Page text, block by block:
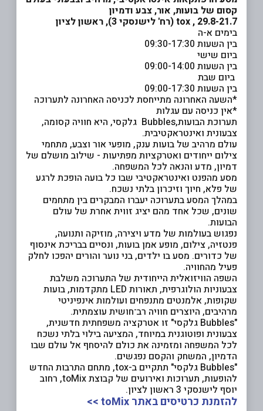
קסום של בועות, אור, צבע ודמיון
29.8-21.7 , tox (רח' לישנסקי 3), ראשון לציון
בימים א-ה
בין השעות 09:30-17:30
ביום שישי
בין השעות 09:00-14:00
ביום שבת
בין השעות 09:00-17:30
*השעה האחרונה מתייחסת לכניסה האחרונה לתערוכה
*אין כניסה עם עגלות
תערוכת הבועות,Bubbles גלקסי, היא חוויה קסומה,
צבעונית ואינטראקטיבית.
עולם מרהיב של בועות ענק, מופעי אור וצבע, מתחמי
צילום ייחודים ואטרקציות מפתיעות - שילוב מושלם של
דמיון, מדע והנאה לכל המשפחה.
מסע מהפנט ואינטראקטיבי שבו כל בועה הופכת לרגע
של פלא, חיוך וזיכרון בלתי נשכח.
במהלך המסע בתערוכה יעברו המבקרים בין מתחמים
שונים, שכל אחד מהם יציג זווית אחרת של עולם
הבועות.
נפגוש בעולמות של מדע ויצירה, מוזיקה ותנועה,
פנטזיה, צילום, מופע אמן בועות, ונסיים בבריכת אינסוף
של כדורים. מסע בו ילדים, בני נוער והורים יהפכו לחלק
פעיל מהחוויה.
השפה הוויזואלית הייחודית של התערוכה משלבת
צבעוניות הולוגרפית, תאורות LED מתקדמות, בועות
שקופות, אלמנטים מתנפחים ועולמות אינפיניטי
מרהיבים, היוצרים חוויה רב־חושית עוצמתית.
"Bubbles גלקסי" זו אטרקציה משפחתית חדשנית,
צבעונית ופוטוגנית במיוחד, המציעה בילוי בלתי נשכח
לכל המשפחה ומזמינה את כולם להיסחף אל עולם שבו
הדמיון, המשחק והקסם נפגשים.
"Bubbles גלקסי" תתקיים ב-tox, מתחם התרבות החדש
להופעות, תערוכות ואירועים של קבוצת toMix, רחוב
יוסף לישנסקי 3 ראשון לציון.
להזמנת כרטיסים באתר toMix >>